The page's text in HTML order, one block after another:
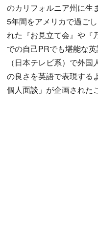
のカリフォルニア州に生
5年間をアメリカで過ご
れた『お見立て会』や『
での自己PRでも堪能な
（日本テレビ系）で外
の良さを英語で表現する
個人面談」が企画された